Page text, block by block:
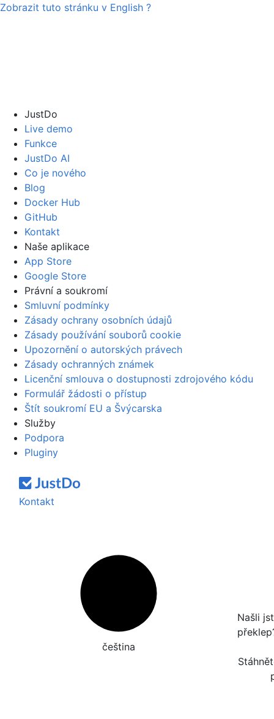
Zobrazit tuto stránku v English ?
JustDo
Live demo
Funkce
JustDo AI
Co je nového
Blog
Docker Hub
GitHub
Kontakt
Naše aplikace
App Store
Google Store
Právní a soukromí
Smluvní podmínky
Zásady ochrany osobních údajů
Zásady používání souborů cookie
Upozornění o autorských právech
Zásady ochranných známek
Licenční smlouva o dostupnosti zdrojového kódu
Formulář žádosti o přístup
Štít soukromí EU a Švýcarska
Služby
Podpora
Pluginy
Kontakt
čeština‎
Našli